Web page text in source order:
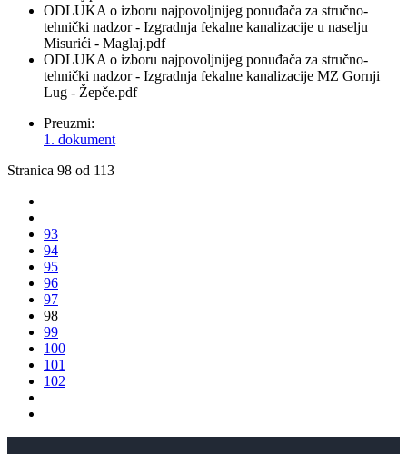
ODLUKA o izboru najpovoljnijeg ponuđača za stručno-
tehnički nadzor - Izgradnja fekalne kanalizacije u naselju
Misurići - Maglaj.pdf
ODLUKA o izboru najpovoljnijeg ponuđača za stručno-
tehnički nadzor - Izgradnja fekalne kanalizacije MZ Gornji
Lug - Žepče.pdf
Preuzmi:
1. dokument
Stranica 98 od 113
93
94
95
96
97
98
99
100
101
102